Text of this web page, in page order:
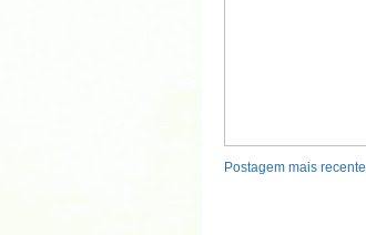
Postagem mais recente